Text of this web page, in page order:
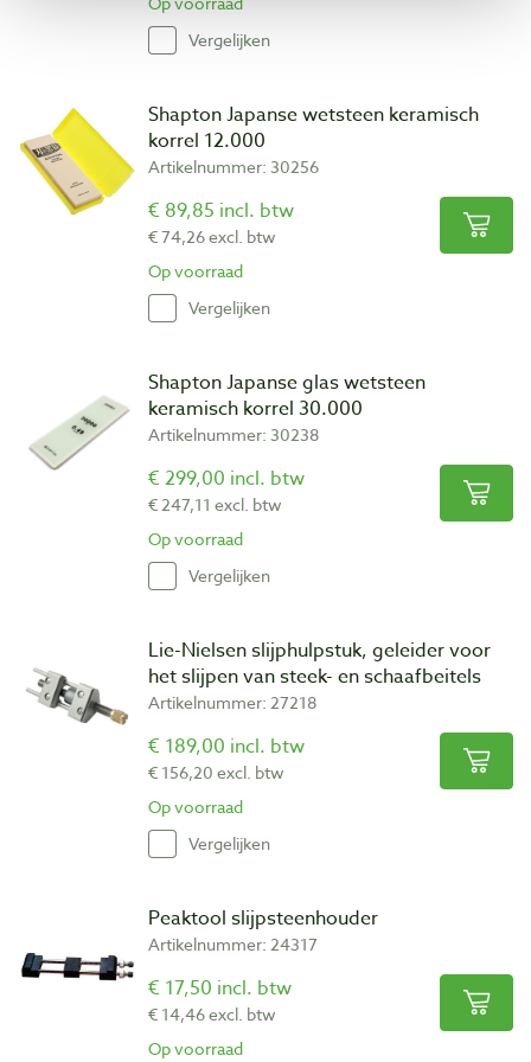
Vergelijken
Shapton Japanse wetsteen keramisch
korrel 12.000
Artikelnummer: 30256
€ 89,85 incl. btw
€ 74,26 excl. btw
Op voorraad
Vergelijken
Shapton Japanse glas wetsteen
keramisch korrel 30.000
Artikelnummer: 30238
€ 299,00 incl. btw
€ 247,11 excl. btw
Op voorraad
Vergelijken
Lie-Nielsen slijphulpstuk, geleider voor
het slijpen van steek- en schaafbeitels
Artikelnummer: 27218
€ 189,00 incl. btw
€ 156,20 excl. btw
Op voorraad
Vergelijken
Peaktool slijpsteenhouder
Artikelnummer: 24317
€ 17,50 incl. btw
€ 14,46 excl. btw
Op voorraad